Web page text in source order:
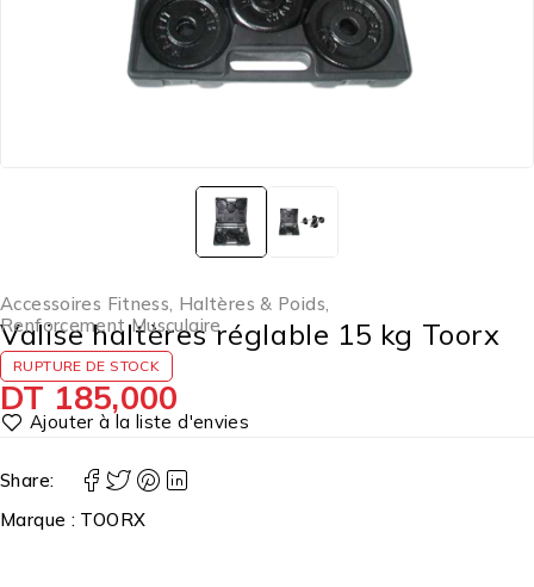
Accessoires Fitness, Haltères & Poids,
Renforcement Musculaire
Valise haltères réglable 15 kg Toorx
RUPTURE DE STOCK
DT 185,000
Share:
Marque : TOORX